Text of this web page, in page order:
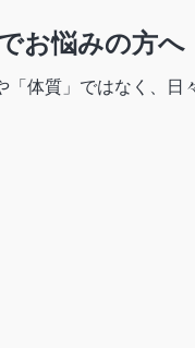
お悩みの方へ
体質」ではなく、日